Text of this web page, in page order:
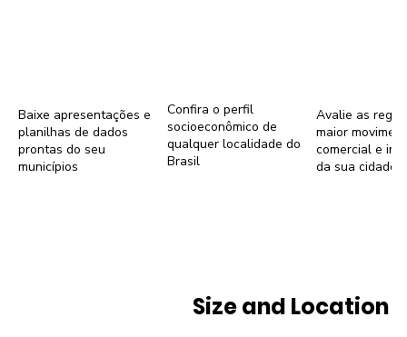
Baixe apresentações e
planilhas de dados
prontas do seu
municípios
Confira o perfil
socioeconômico de
qualquer localidade do
Brasil
Avalie as
maior
comercial e
da sua cidade
Size and Location